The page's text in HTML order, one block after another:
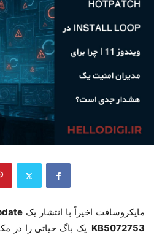
مایکروسافت اخیراً با انتشار یک
KB5072753 یک باگ حیاتی را در